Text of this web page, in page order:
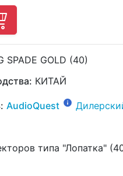
SPADE GOLD (40)
КИТАЙ
AudioQuest
типа "Лопатка"